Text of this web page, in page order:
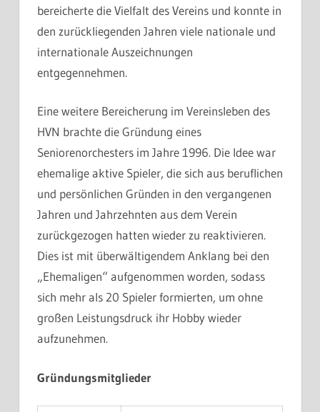
bereicherte die Vielfalt des Vereins und konnte in
den zurückliegenden Jahren viele nationale und
internationale Auszeichnungen
entgegennehmen.
Eine weitere Bereicherung im Vereinsleben des
HVN brachte die Gründung eines
Seniorenorchesters im Jahre 1996. Die Idee war
ehemalige aktive Spieler, die sich aus beruflichen
und persönlichen Gründen in den vergangenen
Jahren und Jahrzehnten aus dem Verein
zurückgezogen hatten wieder zu reaktivieren.
Dies ist mit überwältigendem Anklang bei den
„Ehemaligen“ aufgenommen worden, sodass
sich mehr als 20 Spieler formierten, um ohne
großen Leistungsdruck ihr Hobby wieder
aufzunehmen.
Gründungsmitglieder